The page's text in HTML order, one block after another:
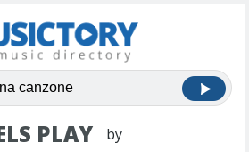
PLAY by